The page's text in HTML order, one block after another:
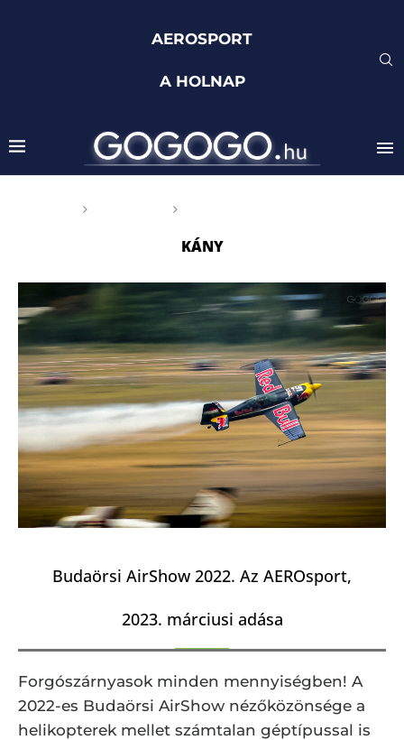
AEROSPORT
A HOLNAP
KÁNY
Budaörsi AirShow 2022. Az AEROsport,
2023. márciusi adása
Forgószárnyasok minden mennyiségben! A
2022-es Budaörsi AirShow nézőközönsége a
helikopterek mellet számtalan géptípussal is